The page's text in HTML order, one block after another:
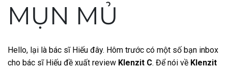
MỤN MỦ
Hello, lại là bác sĩ Hiếu đây. Hôm trước có một số bạn inbox
cho bác sĩ Hiếu đề xuất review Klenzit C. Để nói về Klenzit